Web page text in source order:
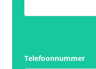
Telefoonnummer